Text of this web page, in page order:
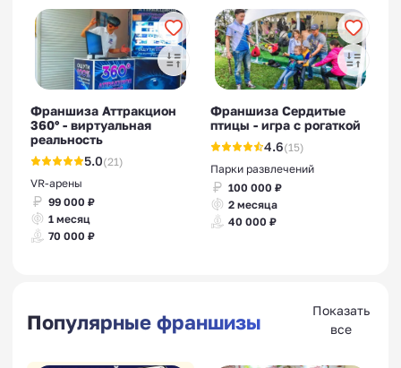
Франшизы для малого
бизнеса
Франшиза Аттракцион
360° - виртуальная
реальность
5.0(21)
VR-арены
99 000 ₽
1 месяц
70 000 ₽
Франшиза Сердитые
птицы - игра с рогаткой
4.6(15)
Парки развлечений
100 000 ₽
2 месяца
40 000 ₽
Популярные франшизы
Показать
все